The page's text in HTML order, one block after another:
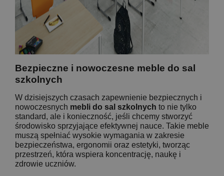
Bezpieczne i nowoczesne meble do sal
szkolnych
W dzisiejszych czasach zapewnienie bezpiecznych i
nowoczesnych mebli do sal szkolnych to nie tylko
standard, ale i konieczność, jeśli chcemy stworzyć
środowisko sprzyjające efektywnej nauce. Takie meble
muszą spełniać wysokie wymagania w zakresie
bezpieczeństwa, ergonomii oraz estetyki, tworząc
przestrzeń, która wspiera koncentrację, naukę i
zdrowie uczniów.